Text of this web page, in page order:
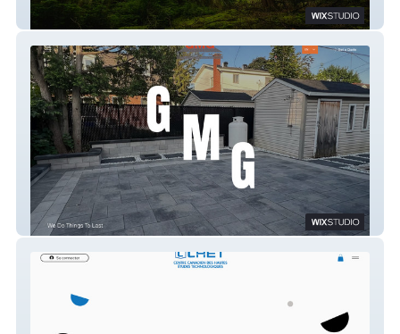
Timberwolf Tree Services
Groupe M.G.